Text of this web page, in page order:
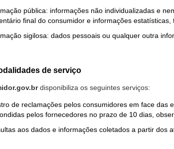
pública: informações não individualizadas e
final do consumidor e informações
sigilosa: dados pessoais ou qualquer outra
de serviço
disponibiliza os seguintes serviços:
de reclamações pelos consumidores em face
pelos fornecedores no prazo de 10 dias,
aos dados e informações coletados a partir dos